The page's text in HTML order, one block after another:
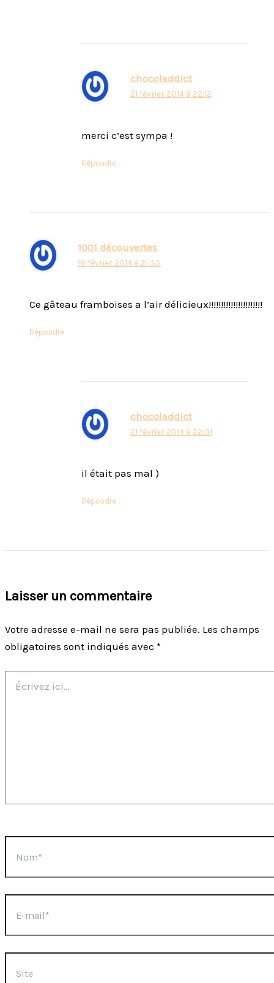
chocoladdict
21 février 2014 à 22:12
merci c’est sympa !
Répondre
1001 découvertes
18 février 2014 à 21:33
Ce gâteau framboises a l’air délicieux!!!!!!!!!!!!!!!!!!!!!!
Répondre
chocoladdict
21 février 2014 à 22:01
il était pas mal )
Répondre
Laisser un commentaire
Votre adresse e-mail ne sera pas publiée. Les champs
obligatoires sont indiqués avec *
ici…
mail*